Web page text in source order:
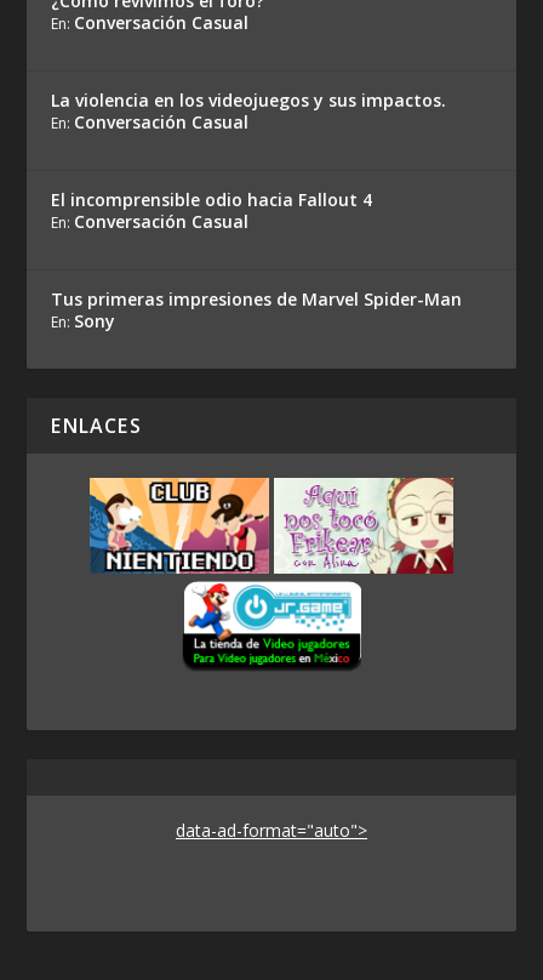
En: Conversación Casual
La violencia en los videojuegos y sus impactos.
En: Conversación Casual
El incomprensible odio hacia Fallout 4
En: Conversación Casual
Tus primeras impresiones de Marvel Spider-Man
En: Sony
ENLACES
data-ad-format="auto">